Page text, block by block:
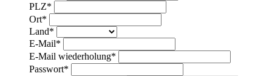
PLZ*
Ort*
Land*
E-Mail*
E-Mail wiederholung*
Passwort*